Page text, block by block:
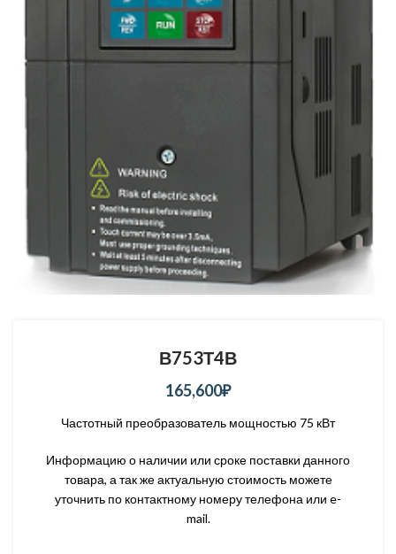
В753Т4В
165,600₽
Частотный преобразователь мощностью 75 кВт
Информацию о наличии или сроке поставки данного
товара, а так же актуальную стоимость можете
уточнить по контактному номеру телефона или e-
mail.